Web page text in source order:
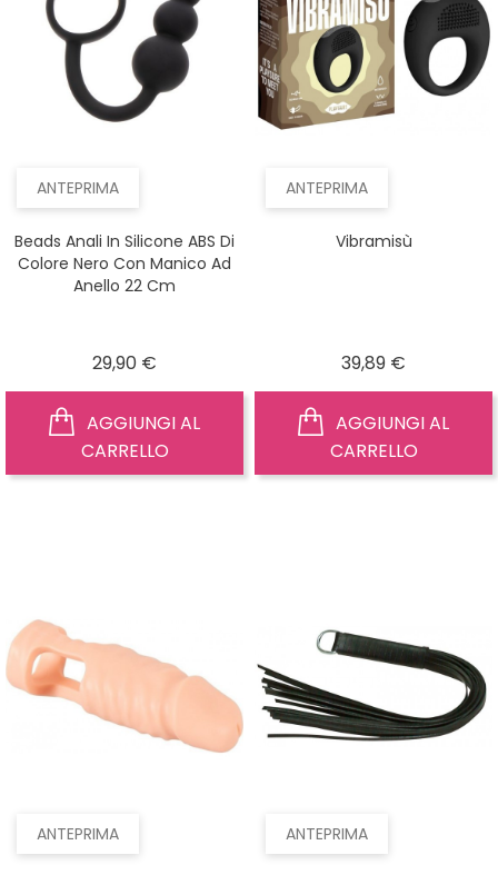
ANTEPRIMA
Beads Anali In Silicone ABS Di
Colore Nero Con Manico Ad
Anello 22 Cm
29,90 €
CARRELLO
ANTEPRIMA
Vibramisù
39,89 €
CARRELLO
ANTEPRIMA ANTEPRIMA